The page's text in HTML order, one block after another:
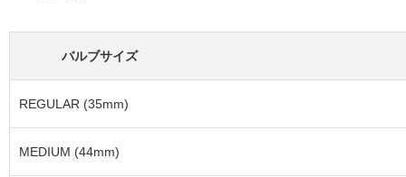
バルブサイズ
REGULAR (35mm)
MEDIUM (44mm)